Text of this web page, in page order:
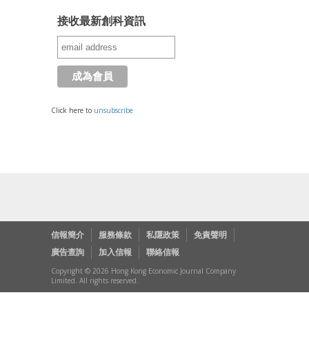
接收最新創科資訊
Click here to unsubscribe
信報簡介 服務條款 私隱政策
免責聲明
廣告查詢
加入信報 聯絡信報
Copyright © 2026 Hong Kong Economic Journal Company
Limited. All rights reserved.